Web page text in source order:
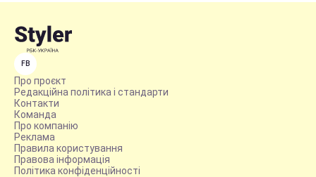
FB
Про проєкт
Редакційна політика і стандарти
Контакти
Команда
Про компанію
Реклама
Правила користування
Правова інформація
Політика конфіденційності